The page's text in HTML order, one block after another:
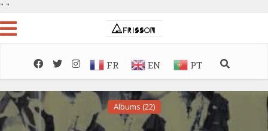
" "
FR EN PT
Albums (22)